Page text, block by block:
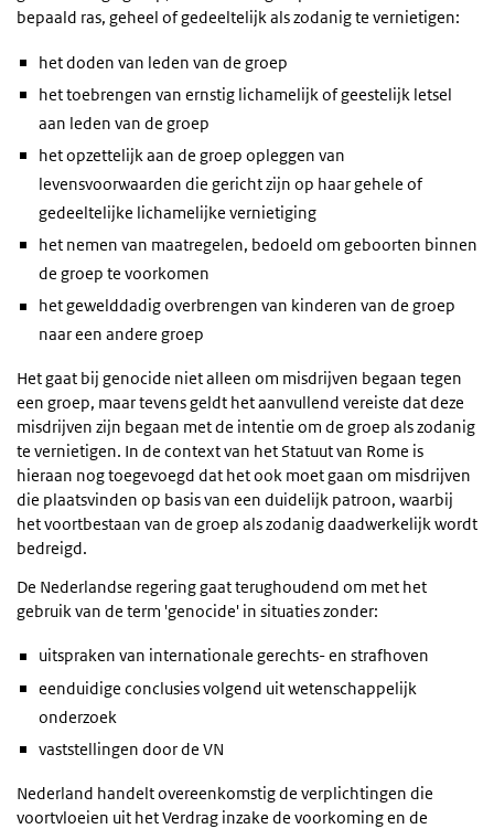
bepaald ras, geheel of gedeeltelijk als zodanig te vernietigen:
het doden van leden van de groep
het toebrengen van ernstig lichamelijk of geestelijk letsel
aan leden van de groep
het opzettelijk aan de groep opleggen van
levensvoorwaarden die gericht zijn op haar gehele of
gedeeltelijke lichamelijke vernietiging
het nemen van maatregelen, bedoeld om geboorten binnen
de groep te voorkomen
het gewelddadig overbrengen van kinderen van de groep
naar een andere groep
Het gaat bij genocide niet alleen om misdrijven begaan tegen
een groep, maar tevens geldt het aanvullend vereiste dat deze
misdrijven zijn begaan met de intentie om de groep als zodanig
te vernietigen. In de context van het Statuut van Rome is
hieraan nog toegevoegd dat het ook moet gaan om misdrijven
die plaatsvinden op basis van een duidelijk patroon, waarbij
het voortbestaan van de groep als zodanig daadwerkelijk wordt
bedreigd.
De Nederlandse regering gaat terughoudend om met het
gebruik van de term 'genocide' in situaties zonder:
uitspraken van internationale gerechts- en strafhoven
eenduidige conclusies volgend uit wetenschappelijk
onderzoek
vaststellingen door de VN
Nederland handelt overeenkomstig de verplichtingen die
voortvloeien uit het Verdrag inzake de voorkoming en de